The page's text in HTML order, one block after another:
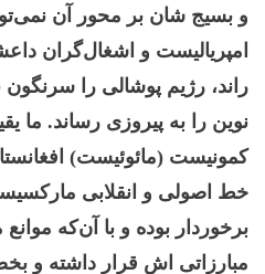
و بسیج شان بر محور آن
امپریالیست و اشغال‌گران
راند، رژیم پوشالی را سرنگون
نوین را به پیروزی رساند. ما
کمونیست (مائوئیست)
خط اصولی و انقلابی
برخوردار بوده و با آن‌که
مبارزاتی اش قرار داشته و